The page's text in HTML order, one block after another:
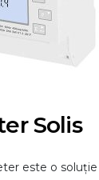
Solis
este o soluție